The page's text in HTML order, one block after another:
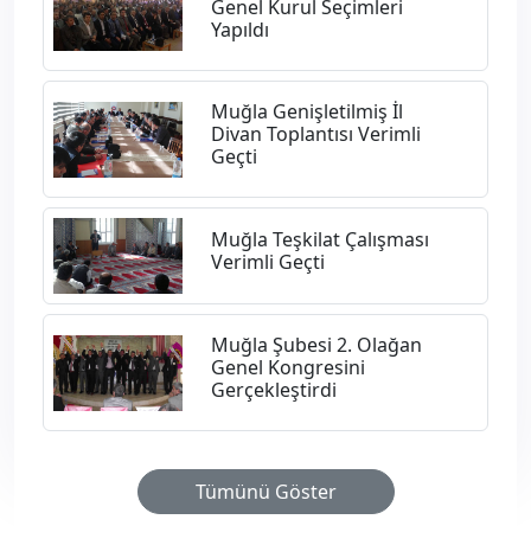
Genel Kurul Seçimleri
Yapıldı
Muğla Genişletilmiş İl
Divan Toplantısı Verimli
Geçti
Muğla Teşkilat Çalışması
Verimli Geçti
Muğla Şubesi 2. Olağan
Genel Kongresini
Gerçekleştirdi
Tümünü Göster